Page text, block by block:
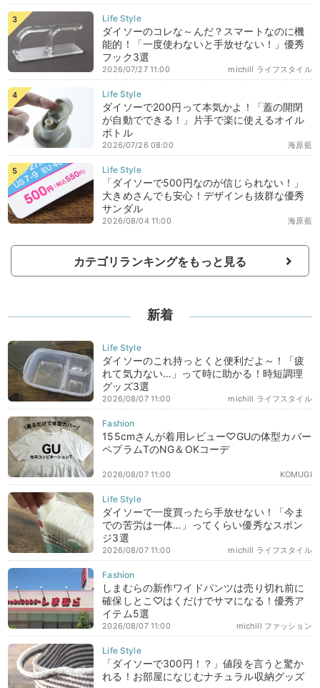
ダイソーのコレな～んだ？スマートなのに機
能的！「一度使わないと手放せない！」優秀
フック3選
michill ライフスタイル
2026/07/27 11:00
ダイソーで200円って本気かよ！「蓋の開閉
が自動でできる！」片手で楽に使えるオイル
ボトル
海原藍
2026/07/26 08:00
「ダイソーで500円なのが信じられない！」
大きめさんでも安心！デザインも抜群な優秀
サンダル
海原藍
2026/08/04 11:00
カテゴリランキングをもっと見る
新着
ダイソーのこれ持っとくと便利だよ～！「疲
れて気力ない…」って時に助かる！時短調理
グッズ3選
michill ライフスタイル
2026/08/07 11:00
155cmさんが着用レビュー♡GUの体型カバー
ペプラムTのNG＆OKコーデ
KOMUGI
2026/08/07 11:00
ダイソーで一度買ったら手放せない！「今ま
での苦労は一体…」ってくらい優秀なスポン
ジ3選
michill ライフスタイル
2026/08/07 11:00
しまむらの新作ワイドパンツは売り切れ前に
確保しとこ♡はくだけでサマになる！優秀ア
イテム5選
michill ファッション
2026/08/07 11:00
「ダイソーで300円！？」値段を言うと驚か
れる！お部屋になじむナチュラル収納グッズ